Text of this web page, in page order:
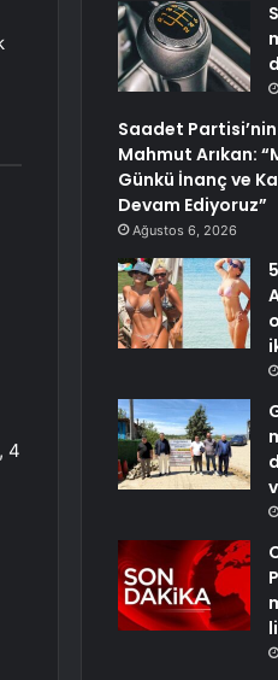
4
Saadet Partisi’nin
Mahmut Arıkan:
Günkü İnanç ve
Devam Ediyoruz”
Ağustos 6, 2026